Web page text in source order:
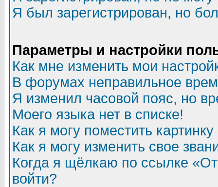
Я был зарегистрирован, но
Параметры и настройки
Как мне изменить мои
В форумах неправильное
Я изменил часовой пояс, но
Моего языка нет в списке!
Как я могу поместить
Как я могу изменить свое
Когда я щёлкаю по ссылке
войти?